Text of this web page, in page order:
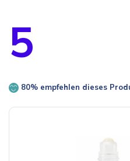
5
80% empfehlen dieses